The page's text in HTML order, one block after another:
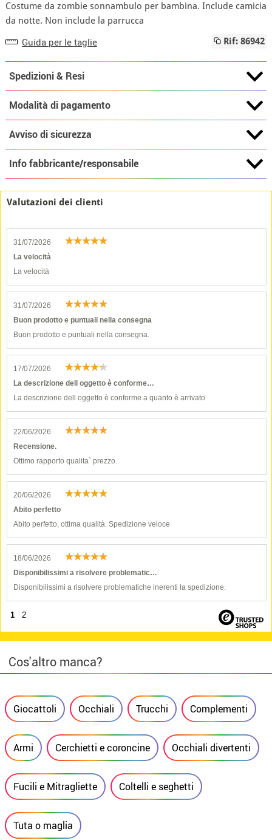
Costume da zombie sonnambulo per bambina. Include camicia
da notte. Non include la parrucca
Guida per le taglie Rif: 86942
Spedizioni & Resi
Modalità di pagamento
Avviso di sicurezza
Info fabbricante/responsabile
Valutazioni dei clienti
31/07/2026
La velocità
La velocità
31/07/2026
Buon prodotto e puntuali nella consegna
Buon prodotto e puntuali nella consegna.
17/07/2026
La descrizione dell oggetto è conforme…
La descrizione dell oggetto è conforme a quanto è arrivato
22/06/2026
Recensione.
Ottimo rapporto qualita` prezzo.
20/06/2026
Abito perfetto
Abito perfetto, ottima qualità. Spedizione veloce
18/06/2026
Disponibilissimi a risolvere problematic…
Disponibilissimi a risolvere problematiche inerenti la spedizione.
1 2
Cos'altro manca?
Giocattoli Occhiali Trucchi Complementi
Armi Cerchietti e coroncine Occhiali divertenti
Fucili e Mitragliette Coltelli e seghetti
Tuta o maglia